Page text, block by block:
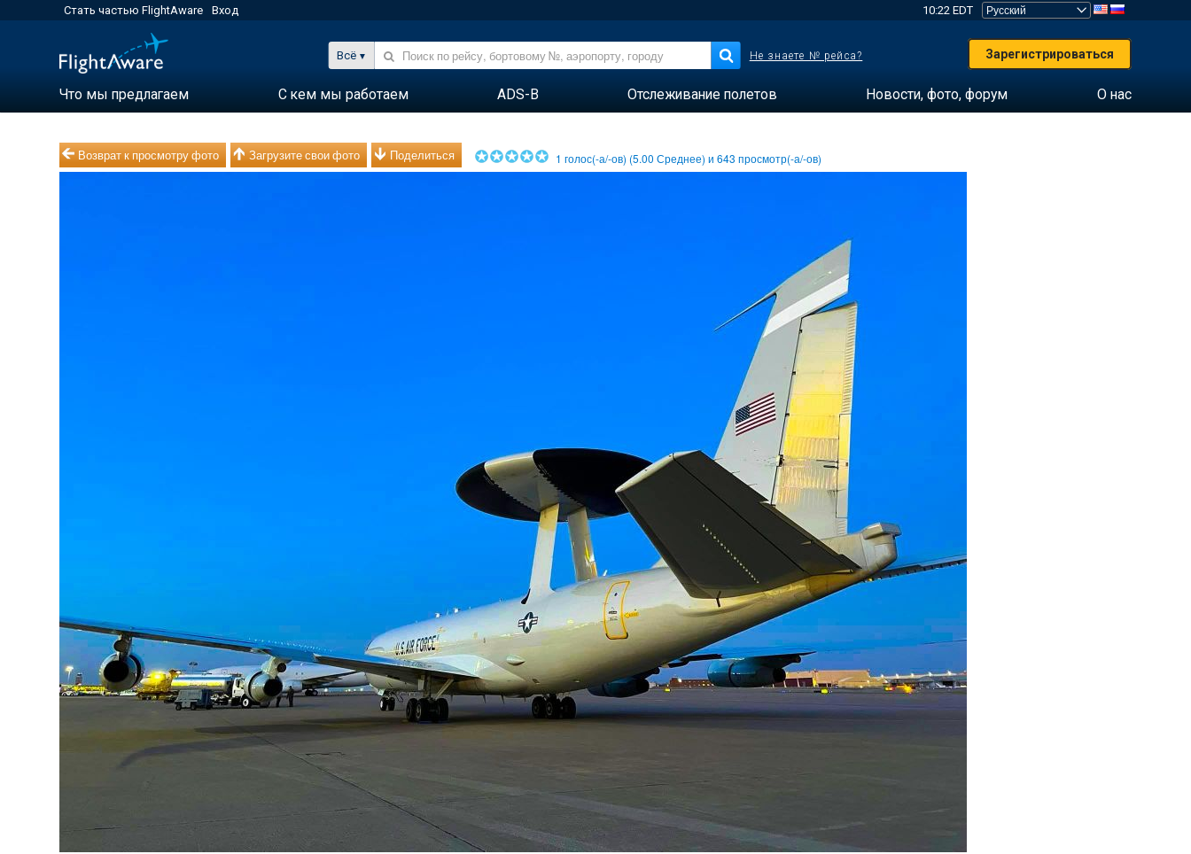
Стать частью FlightAware Вход 10:22 EDT
Всё Не знаете № рейса? Зарегистрироваться
Что мы предлагаем С кем мы работаем ADS-B Отслеживание полетов Новости, фото, форум О нас
Возврат к просмотру фото Загрузите свои фото Поделиться 1 голос(-а/-ов) (5.00 Среднее) и643 просмотр(-а/-ов)